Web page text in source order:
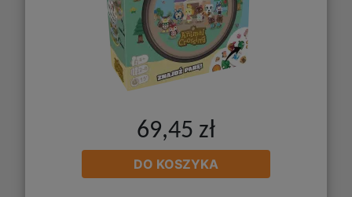
69,45 zł
DO KOSZYKA